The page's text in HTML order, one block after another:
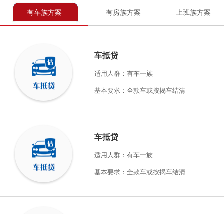
有车族方案 有房族方案 上班族方案
车抵贷
适用人群：有车一族
基本要求：全款车或按揭车结清
车抵贷
适用人群：有车一族
基本要求：全款车或按揭车结清